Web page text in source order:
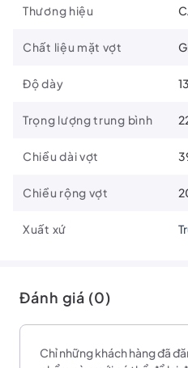
Chiều dài x rộng: 398 x
Trọng lượng 220g
môn thể thao đang hot này.
Liên hệ ngay tạifanpage!
Thương hiệu
Chất liệu mặt vợt
Độ dày
Trọng lượng trung bình
Chiều dài vợt
Chiều rộng vợt
Xuất xứ
Đánh giá (0)
Chỉ những khách hàng đã